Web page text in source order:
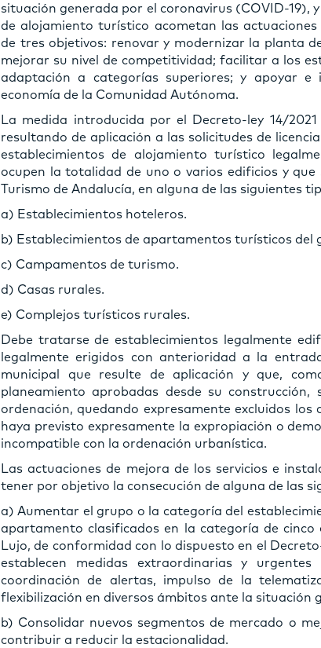
situación generada por el coronavirus (COVID-19),
de alojamiento turístico acometan las
de tres objetivos: renovar y modernizar la planta
mejorar su nivel de competitividad; facilitar a los
adaptación a categorías superiores; y apoyar
economía de la Comunidad Autónoma.
La medida introducida por el Decreto-ley 14/
resultando de aplicación a las solicitudes de
establecimientos de alojamiento turístico
ocupen la totalidad de uno o varios edificios y
Turismo de Andalucía, en alguna de las siguientes
a) Establecimientos hoteleros.
b) Establecimientos de apartamentos turísticos del
c) Campamentos de turismo.
d) Casas rurales.
e) Complejos turísticos rurales.
Debe tratarse de establecimientos legalmente
legalmente erigidos con anterioridad a la
municipal que resulte de aplicación y que,
planeamiento aprobadas desde su
ordenación, quedando expresamente excluidos
haya previsto expresamente la expropiación o
incompatible con la ordenación urbanística.
Las actuaciones de mejora de los servicios e
tener por objetivo la consecución de alguna de las
a) Aumentar el grupo o la categoría del
apartamento clasificados en la categoría de
Lujo, de conformidad con lo dispuesto en el
establecen medidas extraordinarias y
coordinación de alertas, impulso de la
flexibilización en diversos ámbitos ante la situación
b) Consolidar nuevos segmentos de mercado o
contribuir a reducir la estacionalidad.